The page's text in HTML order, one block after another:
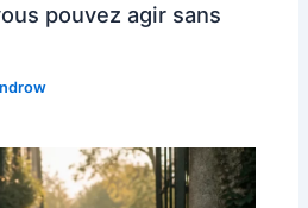
pouvez agir sans